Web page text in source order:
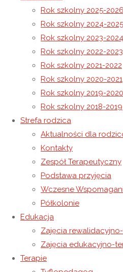
Rok szkolny 2025-2026
Rok szkolny 2024-2025
Rok szkolny 2023-2024
Rok szkolny 2022-2023
Rok szkolny 2021-2022
Rok szkolny 2020-2021
Rok szkolny 2019-2020
Rok szkolny 2018-2019
Strefa rodzica
Aktualności dla
Kontakty
Zespół Terapeutyczny
Podstawa przyjęcia
Wczesne
Półkolonie
Edukacja
Zajęcia
Zajęcia edukacyjno-
Terapie
Spotkania Indywidualne z
„Standardy Ochrony
Rewalidacyjno-Wychowawczym
22 lutego 202422 lutego 2024 Rok
Droga
Droga Krzyżowa jest
odzwierciedleniem
przeszedł Pan Jezus na
Krzyżowa pozwala
poświęcenie, które